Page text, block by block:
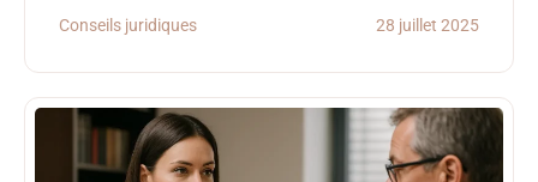
Conseils juridiques 28 juillet 2025